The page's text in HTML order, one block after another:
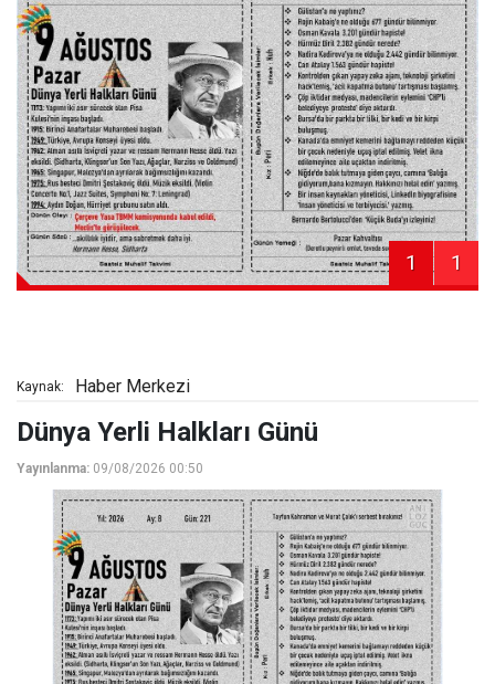
1 1
Kaynak: Haber Merkezi
Dünya Yerli Halkları Günü
Yayınlanma: 09/08/2026 00:50